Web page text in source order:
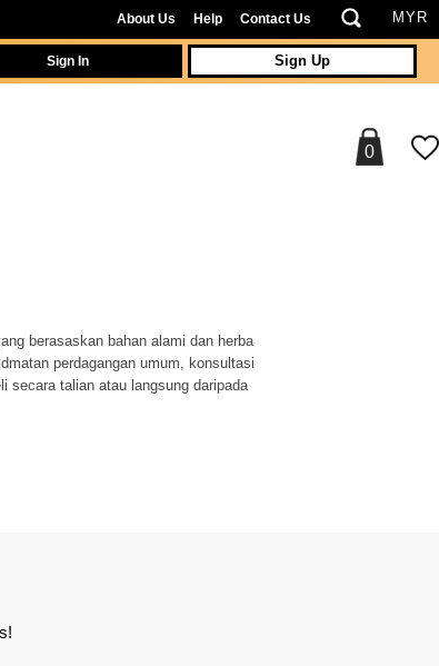
About Us Help Contact Us
Sign Up
Sign In
0
berasaskan bahan alami dan herba
perdagangan umum, konsultasi
secara talian atau langsung daripada